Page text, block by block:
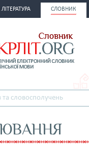
СЛОВНИК